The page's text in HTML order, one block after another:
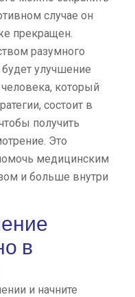
случае он
прекращен.
разумного
улучшение
который
состоит в
получить
Это
медицинским
и больше внутри
в
и начните